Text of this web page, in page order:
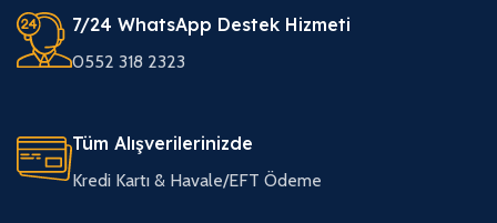
7/24 WhatsApp Destek Hizmeti
0552 318 2323
Tüm Alışverilerinizde
Kredi Kartı & Havale/EFT Ödeme